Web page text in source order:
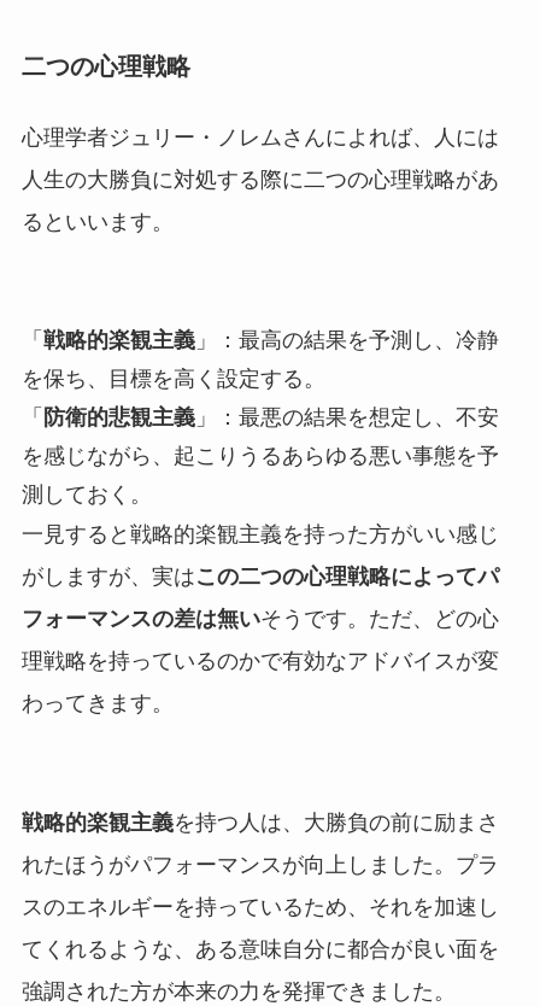
二つの心理戦略
心理学者ジュリー・ノレムさんによれば、人には
人生の大勝負に対処する際に二つの心理戦略があ
るといいます。
「 戦略的楽観主義」：最高の結果を予測し、冷静
を保ち、目標を高く設定する。
「 防衛的悲観主義」：最悪の結果を想定し、不安
を感じながら、起こりうるあらゆる悪い事態を予
測しておく。
一見すると戦略的楽観主義を持った方がいい感じ
がしますが、実はこの二つの心理戦略によってパ
フォーマンスの差は無いそうです。ただ、どの心
理戦略を持っているのかで有効なアドバイスが変
わってきます。
戦略的楽観主義を持つ人は、大勝負の前に励まさ
れたほうがパフォーマンスが向上しました。プラ
スのエネルギーを持っているため、それを加速し
てくれるような、ある意味自分に都合が良い面を
強調された方が本来の力を発揮できました。